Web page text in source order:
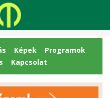
Képek
Programok
Kapcsolat